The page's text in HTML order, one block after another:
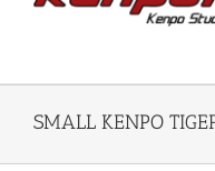
SMALL KENPO